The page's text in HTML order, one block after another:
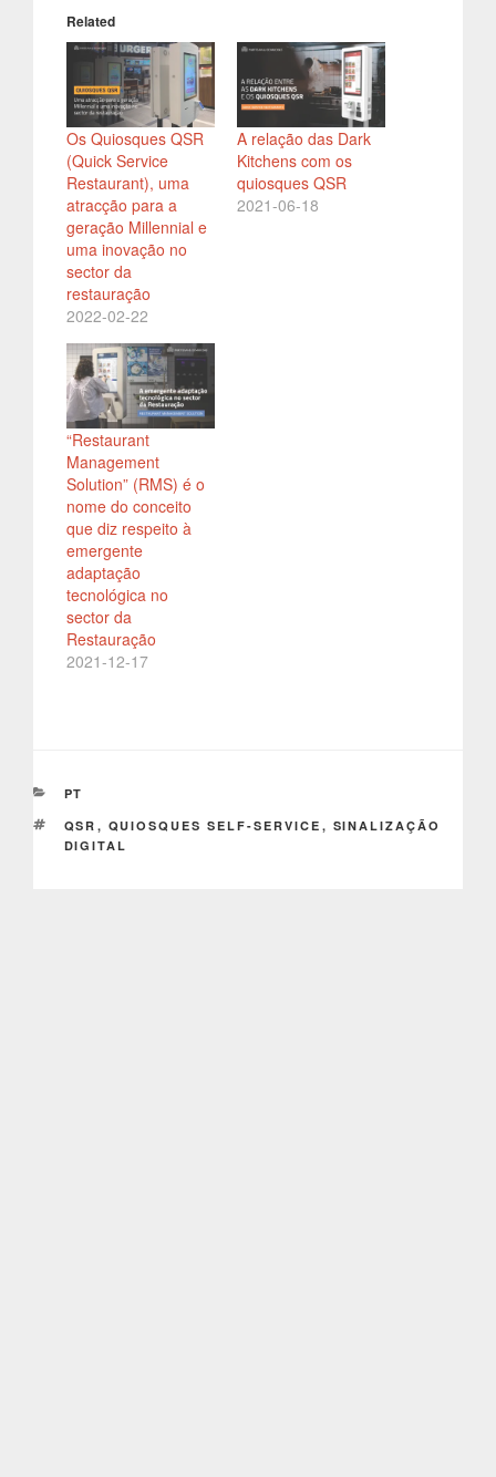
Related
Os Quiosques QSR
(Quick Service
Restaurant), uma
atracção para a
geração Millennial e
uma inovação no
sector da
restauração
2022-02-22
A relação das Dark
Kitchens com os
quiosques QSR
2021-06-18
“Restaurant
Management
Solution” (RMS) é o
nome do conceito
que diz respeito à
emergente
adaptação
tecnológica no
sector da
Restauração
2021-12-17
CATEGORIAS
PT
ETIQUETAS
QSR , QUIOSQUES SELF-SERVICE , SINALIZAÇÃO
DIGITAL